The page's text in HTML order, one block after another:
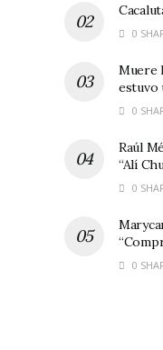
0
Muere
estuvo
0
Raúl
“Alí
0
0